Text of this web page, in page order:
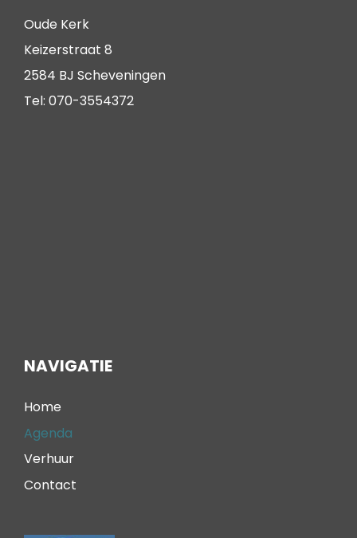
Oude Kerk
Keizerstraat 8
2584 BJ Scheveningen
Tel: 070-3554372
NAVIGATIE
Home
Agenda
Verhuur
Contact